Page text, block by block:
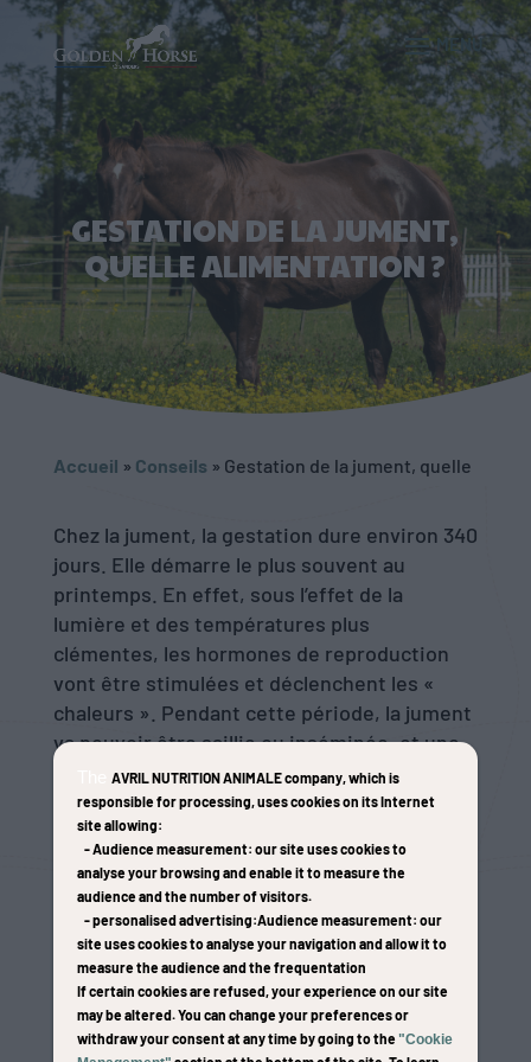
GESTATION DE LA JUMENT,
QUELLE ALIMENTATION ?
Accueil » Conseils » Gestation de la jument, quelle
Chez la jument, la gestation dure environ 340
jours. Elle démarre le plus souvent au
printemps. En effet, sous l’effet de la
lumière et des températures plus
clémentes, les hormones de reproduction
vont être stimulées et déclenchent les «
chaleurs ». Pendant cette période, la jument
va pouvoir être saillie ou inséminée, et une
fois la gestation confirmée, s’en suivent 11
longs mois d’attente… Durant la gestation,
alimentation de la poulinière
parfaitement équilibrée pour éviter des
carences ou un surpoids et assurer ainsi le
bon développement du poulain à naître.
Golden Horse, expert en nutrition du cheval,
a élaboré une gamme degranulés pour
poulinièreparticulièrement adaptée à la
AVRIL NUTRITION ANIMALE company, which is
responsible for processing, uses cookies on its Internet
site allowing:
-Audience measurement: our site uses cookies to
analyse your browsing and enable it to measure the
audience and the number of visitors.
-personalised advertising:Audience measurement: our
site uses cookies to analyse your navigation and allow it to
measure the audience and the frequentation
If certain cookies are refused, your experience on our site
may be altered. You can change your preferences or
withdraw your consent at any time by going to the "Cookie